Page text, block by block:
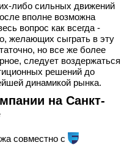
либо сильных движений
вполне возможна
вопрос как всегда -
желающих сыграть в эту
но все же более
следует воздержаться
решений до
динамикой рынка.
на Санкт-
совместно с